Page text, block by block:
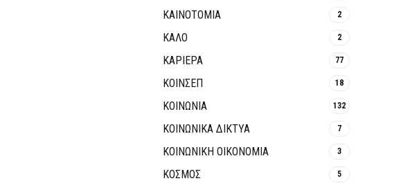
ΚΑΙΝΟΤΟΜΊΑ 2
ΚΑΛΟ 2
ΚΑΡΙΕΡΑ 77
ΚΟΙΝΣΕΠ 18
ΚΟΙΝΩΝΙΑ 132
ΚΟΙΝΩΝΙΚΆ ΔΊΚΤΥΑ 7
ΚΟΙΝΩΝΙΚΉ ΟΙΚΟΝΟΜΊΑ 3
ΚΟΣΜΟΣ 5